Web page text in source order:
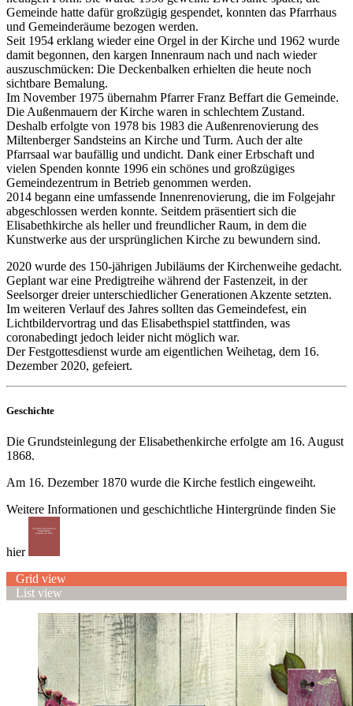
Gemeinde hatte dafür großzügig gespendet, konnten das Pfarrhaus
und Gemeinderäume bezogen werden.
Seit 1954 erklang wieder eine Orgel in der Kirche und 1962 wurde
damit begonnen, den kargen Innenraum nach und nach wieder
auszuschmücken: Die Deckenbalken erhielten die heute noch
sichtbare Bemalung.
Im November 1975 übernahm Pfarrer Franz Beffart die Gemeinde.
Die Außenmauern der Kirche waren in schlechtem Zustand.
Deshalb erfolgte von 1978 bis 1983 die Außenrenovierung des
Miltenberger Sandsteins an Kirche und Turm. Auch der alte
Pfarrsaal war baufällig und undicht. Dank einer Erbschaft und
vielen Spenden konnte 1996 ein schönes und großzügiges
Gemeindezentrum in Betrieb genommen werden.
2014 begann eine umfassende Innenrenovierung, die im Folgejahr
abgeschlossen werden konnte. Seitdem präsentiert sich die
Elisabethkirche als heller und freundlicher Raum, in dem die
Kunstwerke aus der ursprünglichen Kirche zu bewundern sind.
2020 wurde des 150-jährigen Jubiläums der Kirchenweihe gedacht.
Geplant war eine Predigtreihe während der Fastenzeit, in der
Seelsorger dreier unterschiedlicher Generationen Akzente setzten.
Im weiteren Verlauf des Jahres sollten das Gemeindefest, ein
Lichtbildervortrag und das Elisabethspiel stattfinden, was
coronabedingt jedoch leider nicht möglich war.
Der Festgottesdienst wurde am eigentlichen Weihetag, dem 16.
Dezember 2020, gefeiert.
Geschichte
Die Grundsteinlegung der Elisabethenkirche erfolgte am 16. August
1868.
Am 16. Dezember 1870 wurde die Kirche festlich eingeweiht.
Weitere Informationen und geschichtliche Hintergründe finden Sie
hier
Grid view
List view